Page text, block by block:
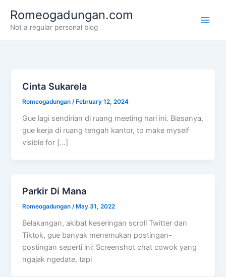
content
Romeogadungan.com
Not a regular personal blog
Cinta Sukarela
Romeogadungan/ February 12, 2024
Gue lagi sendirian di ruang meeting hari ini. Biasanya,
gue kerja di ruang tengah kantor, to make myself
visible for […]
Parkir Di Mana
Romeogadungan/May 31, 2022
Belakangan, akibat keseringan scroll Twitter dan
Tiktok, gue banyak menemukan postingan-
postingan seperti ini: Screenshot chat cowok yang
ngajak ngedate, tapi